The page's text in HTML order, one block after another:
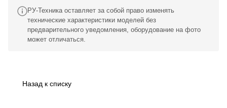
РУ-Техника оставляет за собой право изменять
технические характеристики моделей без
предварительного уведомления, оборудование на фото
может отличаться.
Назад к списку